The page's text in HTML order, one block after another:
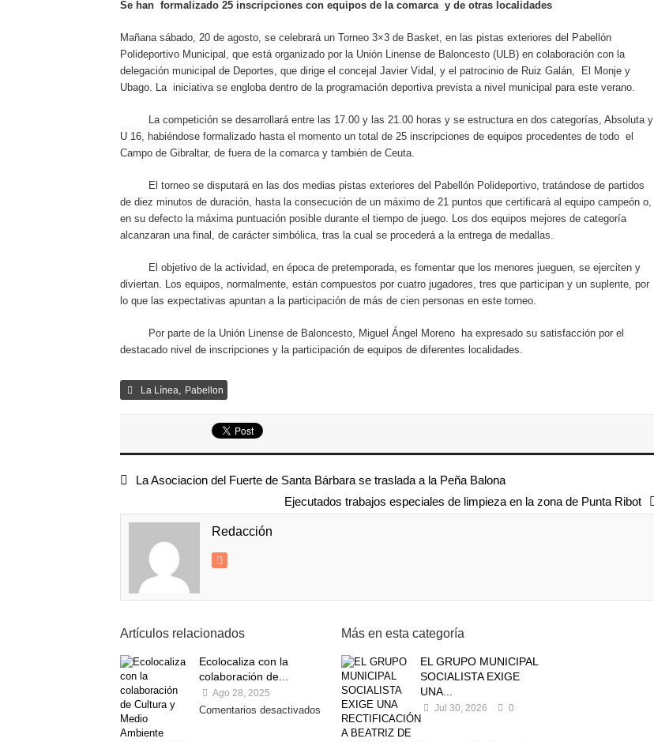
Se han formalizado 25 inscripciones con equipos de la comarca y de otras localidades
Mañana sábado, 20 de agosto, se celebrará un Torneo 3×3 de Basket, en las pistas exteriores del Pabellón
Polideportivo Municipal, que está organizado por la Unión Linense de Baloncesto (ULB) en colaboración con la
delegación municipal de Deportes, que dirige el concejal Javier Vidal, y el patrocinio de Ruiz Galán, El Monje y
Ubago. La iniciativa se engloba dentro de la programación deportiva prevista a nivel municipal para este verano.
La competición se desarrollará entre las 17.00 y las 21.00 horas y se estructura en dos categorías, Absoluta y
U 16, habiéndose formalizado hasta el momento un total de 25 inscripciones de equipos procedentes de todo el
Campo de Gibraltar, de fuera de la comarca y también de Ceuta.
El torneo se disputará en las dos medias pistas exteriores del Pabellón Polideportivo, tratándose de partidos
de diez minutos de duración, hasta la consecución de un máximo de 21 puntos que certificará al equipo campeón o,
en su defecto la máxima puntuación posible durante el tiempo de juego. Los dos equipos mejores de categoría
alcanzaran una final, de carácter simbólica, tras la cual se procederá a la entrega de medallas.
El objetivo de la actividad, en época de pretemporada, es fomentar que los menores jueguen, se ejerciten y
diviertan. Los equipos, normalmente, están compuestos por cuatro jugadores, tres que participan y un suplente, por
lo que las expectativas apuntan a la participación de más de cien personas en este torneo.
Por parte de la Unión Linense de Baloncesto, Miguel Ángel Moreno ha expresado su satisfacción por el
destacado nivel de inscripciones y la participación de equipos de diferentes localidades.
La Línea, Pabellon
La Asociacion del Fuerte de Santa Bárbara se traslada a la Peña Balona
Ejecutados trabajos especiales de limpieza en la zona de Punta Ribot
Redacción
Artículos relacionados
Ecolocaliza con la
colaboración de...
Ago 28, 2025
Comentarios desactivados
Más en esta categoría
EL GRUPO MUNICIPAL
SOCIALISTA EXIGE
UNA...
Jul 30, 2026 0